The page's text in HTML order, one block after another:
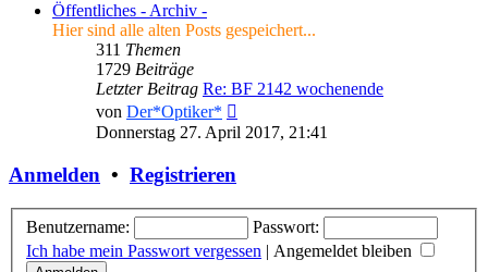
Öffentliches - Archiv -
Hier sind alle alten Posts gespeichert...
311 Themen
1729 Beiträge
Letzter Beitrag Re: BF 2142 wochenende
von Der*Optiker*
Beitrag
Donnerstag 27. April 2017, 21:41
Anmelden • Registrieren
Benutzername:
Passwort:
Ich habe mein Passwort vergessen | Angemeldet bleiben